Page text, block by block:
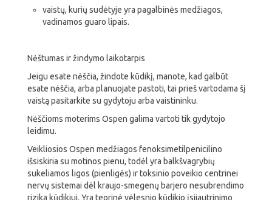
vaistų, kurių sudėtyje yra pagalbinės medžiagos,
vadinamos guaro lipais.
Nėštumas ir žindymo laikotarpis
Jeigu esate nėščia, žindote kūdikį, manote, kad galbūt
esate nėščia, arba planuojate pastoti, tai prieš vartodama šį
vaistą pasitarkite su gydytoju arba vaistininku.
Nėščioms moterims Ospen galima vartoti tik gydytojo
leidimu.
Veikliosios Ospen medžiagos fenoksimetilpenicilino
išsiskiria su motinos pienu, todėl yra balkšvagrybių
sukeliamos ligos (pienligės) ir toksinio poveikio centrinei
nervų sistemai dėl kraujo-smegenų barjero nesubrendimo
rizika kūdikiui. Yra teorinė vėlesnio kūdikio įsijautrinimo